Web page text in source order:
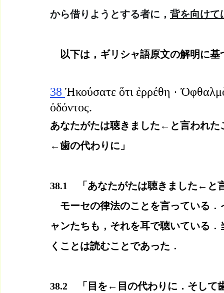
から借りようとする者に， 背を向けて
以下は，ギリシャ語原文の解明に基
38 Ἠκούσατε ὅτι ἐρρέθη ·
ὀδόντος.
あなたがたは聴きました←と言われ
←歯の代わりに」
38.1　「あなたがたは聴きました←と
モーセの律法のことを言っている．
ャンたちも，それを耳で聴いている
くことは読むことであった．
38.2　「目を←目の代わりに．そして